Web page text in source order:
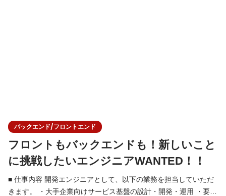
バックエンド/フロントエンド
フロントもバックエンドも！新しいこと
に挑戦したいエンジニアWANTED！！
■ 仕事内容 開発エンジニアとして、以下の業務を担当していただ
きます。 ・大手企業向けサービス基盤の設計・開発・運用 ・要件